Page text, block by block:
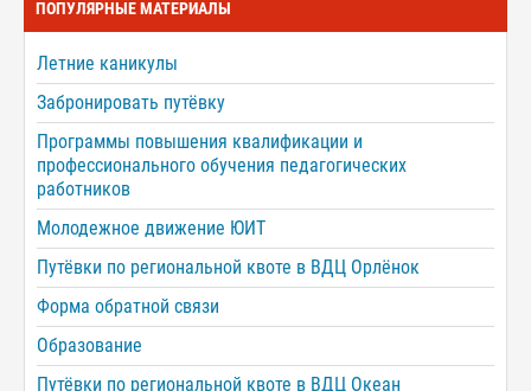
ПОПУЛЯРНЫЕ МАТЕРИАЛЫ
Летние каникулы
Забронировать путёвку
Программы повышения квалификации и
профессионального обучения педагогических
работников
Молодежное движение ЮИТ
Путёвки по региональной квоте в ВДЦ Орлёнок
Форма обратной связи
Образование
Путёвки по региональной квоте в ВДЦ Океан